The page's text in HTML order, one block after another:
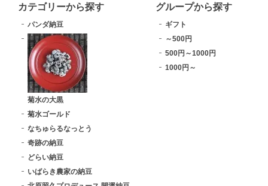
カテゴリーから探す
パンダ納豆
菊水の大黒
菊水ゴールド
なちゅらるなっとう
奇跡の納豆
どらい納豆
いばらき農家の納豆
グループから探す
ギフト
～500円
500円～1000円
1000円～